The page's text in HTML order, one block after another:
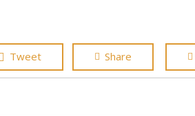
Tweet Share